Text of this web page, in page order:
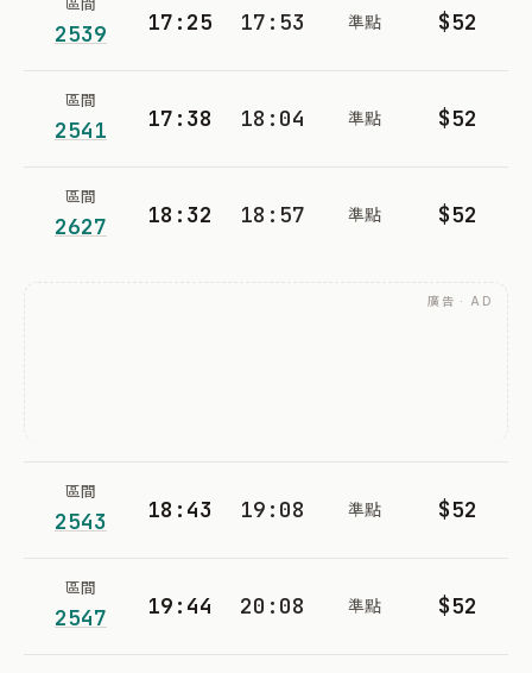
2539 17:25 17:53 準點 $52
區間
2541 17:38 18:04 準點 $52
區間
2627 18:32 18:57 準點 $52
廣告 · AD
區間
2543 18:43 19:08 準點 $52
區間
2547 19:44 20:08 準點 $52